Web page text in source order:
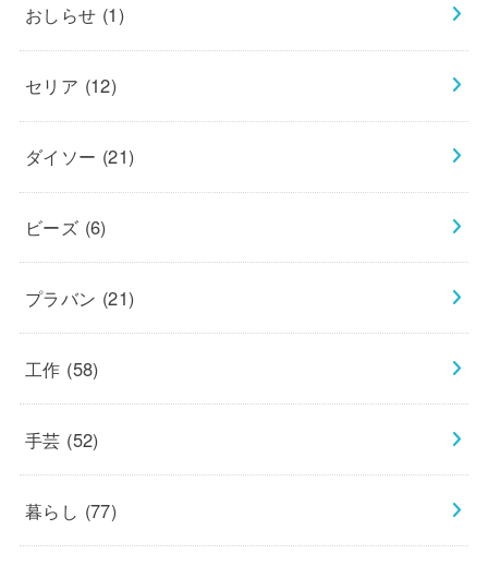
おしらせ (1)
セリア (12)
ダイソー (21)
ビーズ (6)
プラバン (21)
工作 (58)
手芸 (52)
暮らし (77)